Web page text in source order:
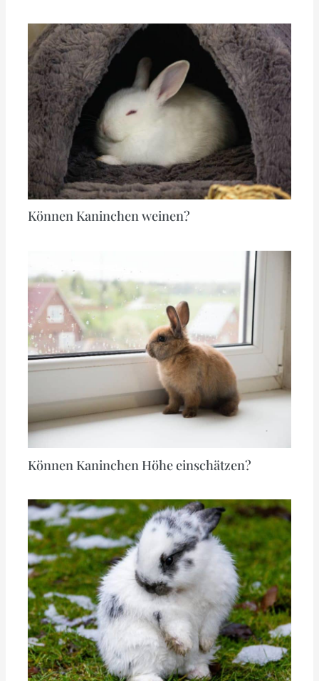
Können Kaninchen weinen?
Können Kaninchen Höhe einschätzen?